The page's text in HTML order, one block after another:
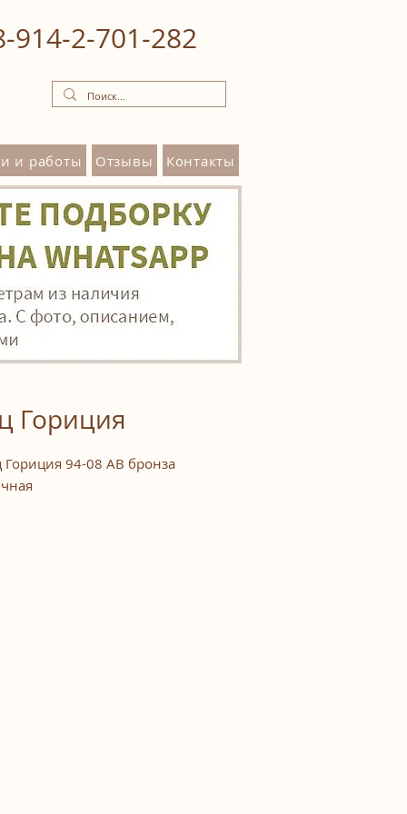
и работы Отзывы Контакты
Гориция
Гориция 94-08 AB бронза